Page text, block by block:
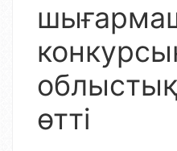
өтті